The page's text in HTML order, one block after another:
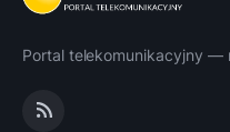
Portal telekomunikacyjny —